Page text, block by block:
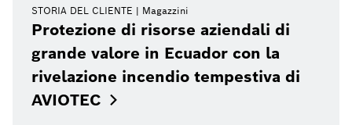
STORIA DEL CLIENTE Magazzini
Protezione di risorse aziendali di
grande valore in Ecuador con la
rivelazione incendio tempestiva di
AVIOTEC